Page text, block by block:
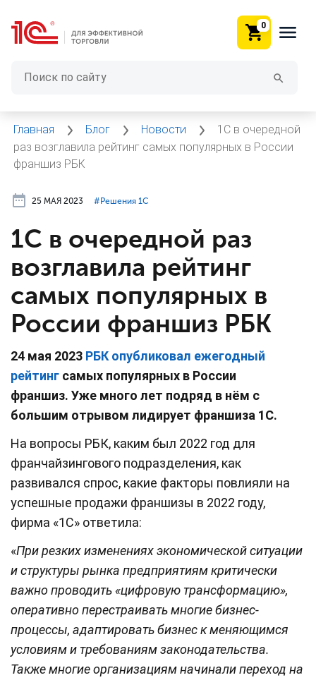
0
Главная Блог Новости
1С в очередной
раз возглавила рейтинг самых популярных в России
франшиз РБК
25 МАЯ 2023 #⁣Решения 1С
1С в очередной раз
возглавила рейтинг
самых популярных в
России франшиз РБК
24 мая 2023 РБК опубликовал ежегодный
рейтинг самых популярных в России
франшиз. Уже много лет подряд в нём с
большим отрывом лидирует франшиза 1С.
На вопросы РБК, каким был 2022 год для
франчайзингового подразделения, как
развивался спрос, какие факторы повлияли на
успешные продажи франшизы в 2022 году,
фирма «1С» ответила:
«При резких изменениях экономической ситуации
и структуры рынка предприятиям критически
важно проводить «цифровую трансформацию»,
оперативно перестраивать многие бизнес-
процессы, адаптировать бизнес к меняющимся
условиям и требованиям законодательства.
Также многие организациям начинали переход на